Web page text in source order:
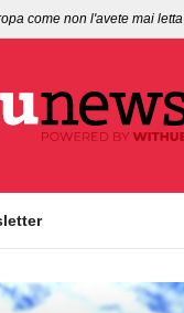
come non l'avete mai letta